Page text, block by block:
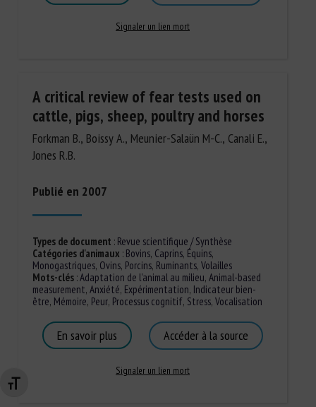
Changer la taille de la police
Signaler un lien mort
A critical review of fear tests used on
cattle, pigs, sheep, poultry and horses
Forkman B., Boissy A., Meunier-Salaün M-C., Canali E.,
Jones R.B.
Publié en 2007
Types de document : Revue scientifique / Synthèse
Catégories d'animaux : Bovins, Caprins, Équins,
Monogastriques, Ovins, Porcins, Ruminants, Volailles
Mots-clés:Adaptation de l'animal au milieu, Animal-based
measurement, Anxiété, Expérimentation, Indicateur bien-
être, Mémoire, Peur, Processus cognitif, Stress, Vocalisation
En savoir plus Accéder à la source
Signaler un lien mort